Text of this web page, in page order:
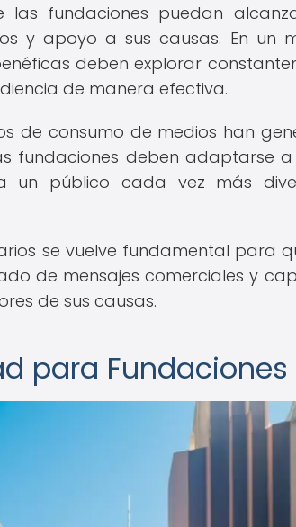
fundaciones puedan
y apoyo a sus causas. En un
deben explorar
de manera efectiva.
de consumo de medios han
fundaciones deben adaptarse a
un público cada vez más
se vuelve fundamental para
de mensajes comerciales y
de sus causas.
para Fundaciones